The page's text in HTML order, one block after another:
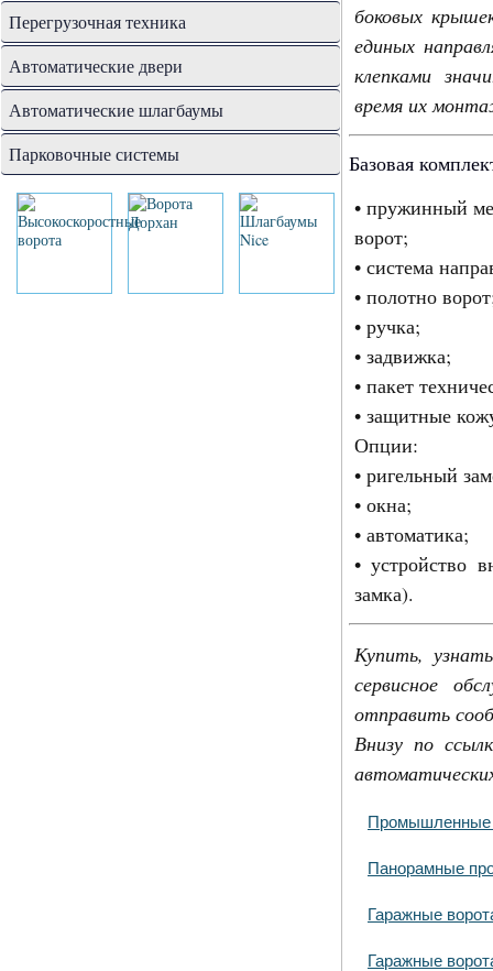
Перегрузочная техника
Автоматические двери
Автоматические шлагбаумы
Парковочные системы
боковых
единых
клепками
время их
Базовая
• пружинный
ворот;
• система
• полотно
• ручка;
• задвижка;
• пакет
• защитные
Опции:
• ригельный
• окна;
• автоматика;
• устройство
замка).
Купить,
сервисное
отправить
Внизу по
Промышленные
Панорамные
Гаражные
Гаражные